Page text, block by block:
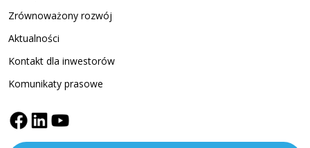
Zrównoważony rozwój
Aktualności
Kontakt dla inwestorów
Komunikaty prasowe
Grupa Pracuj facebook
Grupa Pracuj linkedin